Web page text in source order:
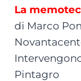
La
di Marco
Pintagro